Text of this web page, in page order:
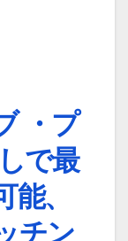
・プ
で最
、
チン